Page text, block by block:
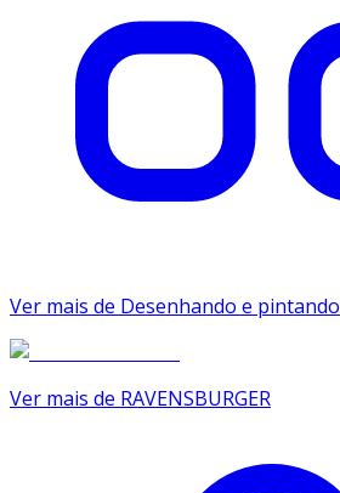
Ver mais de Desenhando e pintando
Ver mais de RAVENSBURGER